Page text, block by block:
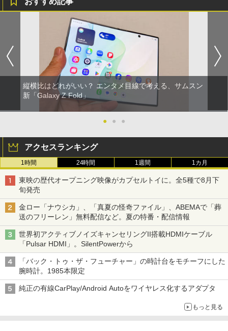
縦横比はどれがいい？ エンタメ目線で考える、サムスン
新「Galaxy Z Fold」
● ● ●
アクセスランキング
1時間 24時間 1週間 1カ月
東映の歴代オープニング映像がカプセルトイに。全5種で8月下
旬発売
金ロー「ナウシカ」、「真夏の怪奇ファイル」、ABEMAで「葬
送のフリーレン」無料配信など。夏の特番・配信情報
世界初アクティブノイズキャンセリングII搭載HDMIケーブル
「Pulsar HDMI」。SilentPowerから
「バック・トゥ・ザ・フューチャー」の時計台をモチーフにした
腕時計。1985本限定
純正の有線CarPlay/Android Autoをワイヤレス化するアダプタ
もっと見る